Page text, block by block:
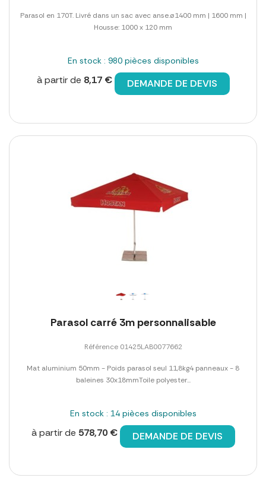
Parasol en 170T. Livré dans un sac avec anse.ø1400 mm | 1600 mm |
Housse: 1000 x 120 mm
En stock : 980 pièces disponibles
à partir de 8,17 € DEMANDE DE DEVIS
Parasol carré 3m personnalisable
Référence 01425LAB0077662
Mat aluminium 50mm - Poids parasol seul 11,8kg4 panneaux - 8
baleines 30x18mmToile polyester...
En stock : 14 pièces disponibles
à partir de 578,70 € DEMANDE DE DEVIS